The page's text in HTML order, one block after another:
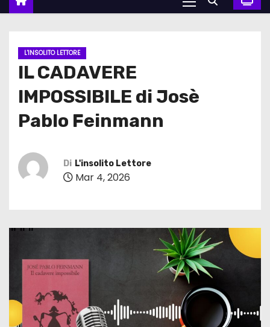
L'INSOLITO LETTORE
IL CADAVERE
IMPOSSIBILE di Josè
Pablo Feinmann
Di L'insolito Lettore
Mar 4, 2026